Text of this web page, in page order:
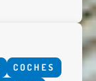
COCHES